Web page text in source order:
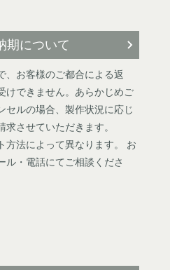
期について
、お客様のご都合による返
けできません。あらかじめご
セルの場合、製作状況に応じ
求させていただきます。
方法によって異なります。 お
ル・電話にてご相談くださ